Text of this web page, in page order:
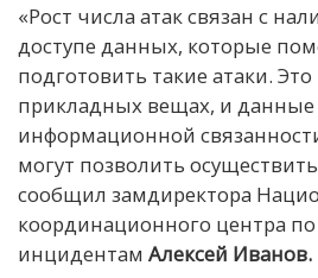
«Рост числа атак связан с
доступе данных, которые
подготовить такие атаки.
прикладных вещах, и данные
информационной
могут позволить
сообщил замдиректора
координационного центра
инцидентам Алексей Иванов.